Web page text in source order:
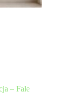
– Fale